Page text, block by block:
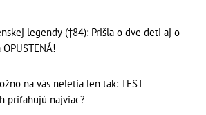
legendy (†84): Prišla o dve deti aj o
na vás neletia len tak: TEST
priťahujú najviac?